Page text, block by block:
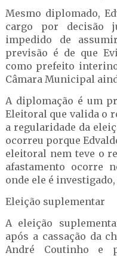
Mesmo diplomado,
cargo por decisão
impedido de
previsão é de que
como prefeito
Câmara Municipal
A diplomação é um
Eleitoral que valida o
a regularidade da
ocorreu porque
eleitoral nem teve o
afastamento ocorre
onde ele é
Eleição suplementar
A eleição
após a cassação da
André Coutinho e